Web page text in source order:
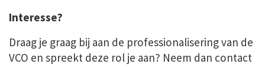
Interesse?
Draag je graag bij aan de professionalisering van de
VCO en spreekt deze rol je aan? Neem dan contact